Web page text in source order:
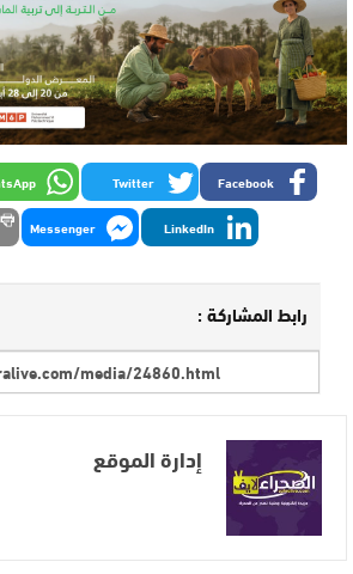
Facebook
Twitter
LinkedIn
Messenger
رابط المشاركة :
إدارة الموقع